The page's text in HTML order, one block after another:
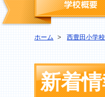
ホーム > 西豊田小学校
新着